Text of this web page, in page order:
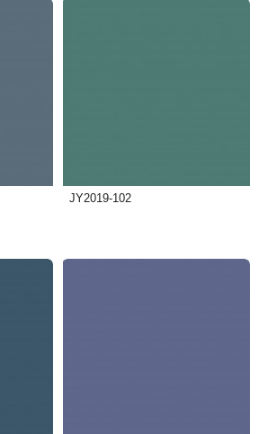
JY2019-102